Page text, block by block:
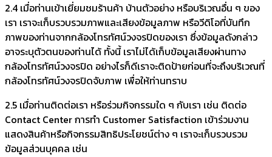
2.4 เมื่อท่านเข้าเยี่ยมชมร้านค้า บ้านตัวอย่าง หรือบริเวณอื่น ๆ ของ
เรา เราจะเก็บรวบรวมภาพและเสียงข้อมูลภาพ หรือวีดิโอที่บันทึก
ภาพของท่านจากกล้องโทรทัศน์วงจรปิดของเรา ซึ่งข้อมูลดังกล่าว
อาจระบุตัวตนของท่านได้ ทั้งนี้ เราไม่ได้เก็บข้อมูลเสียงผ่านทาง
กล้องโทรทัศน์วงจรปิด อย่างไรก็ดีเราจะติดป้ายก่อนที่จะถึงบริเวณที่
กล้องโทรทัศน์วงจรปิดจับภาพ เพื่อให้ท่านทราบ
2.5 เมื่อท่านติดต่อเรา หรือร่วมกิจกรรมใด ๆ กับเรา เช่น ติดต่อ
Contact Center การทำ Customer Satisfaction เข้าร่วมงาน
แสดงสินค้าหรือกิจกรรมสิทธิประโยชน์ต่าง ๆ เราจะเก็บรวบรวม
ข้อมูลส่วนบุคคล เช่น